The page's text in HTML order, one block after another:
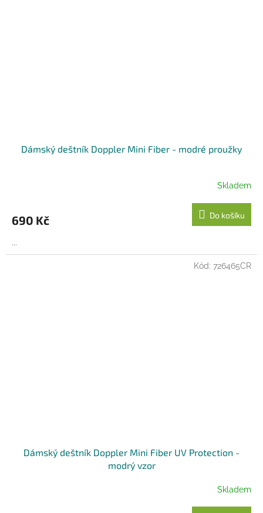
Dámský deštník Doppler Mini Fiber - modré proužky
Skladem
690 Kč Do košíku
...
Dámský deštník Doppler Mini Fiber UV Protection -
modrý vzor
Skladem
Kód: 726465CR